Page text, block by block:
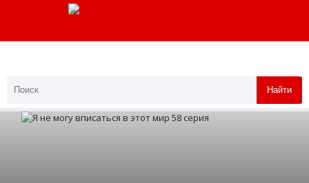
Найти